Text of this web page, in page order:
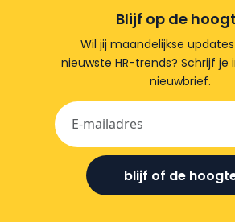
Blijf op de
Wil jij maandelijkse
nieuwste HR-trends? Schrijf je
nieuwbrief.
blijf of de